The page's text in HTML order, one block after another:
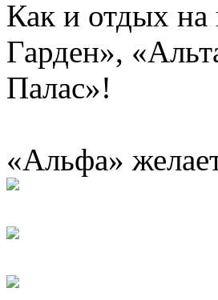
Как и отдых на
Гарден»,
Палас»!
«Альфа»